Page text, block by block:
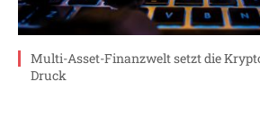
Multi-Asset-Finanzwelt setzt die
Druck